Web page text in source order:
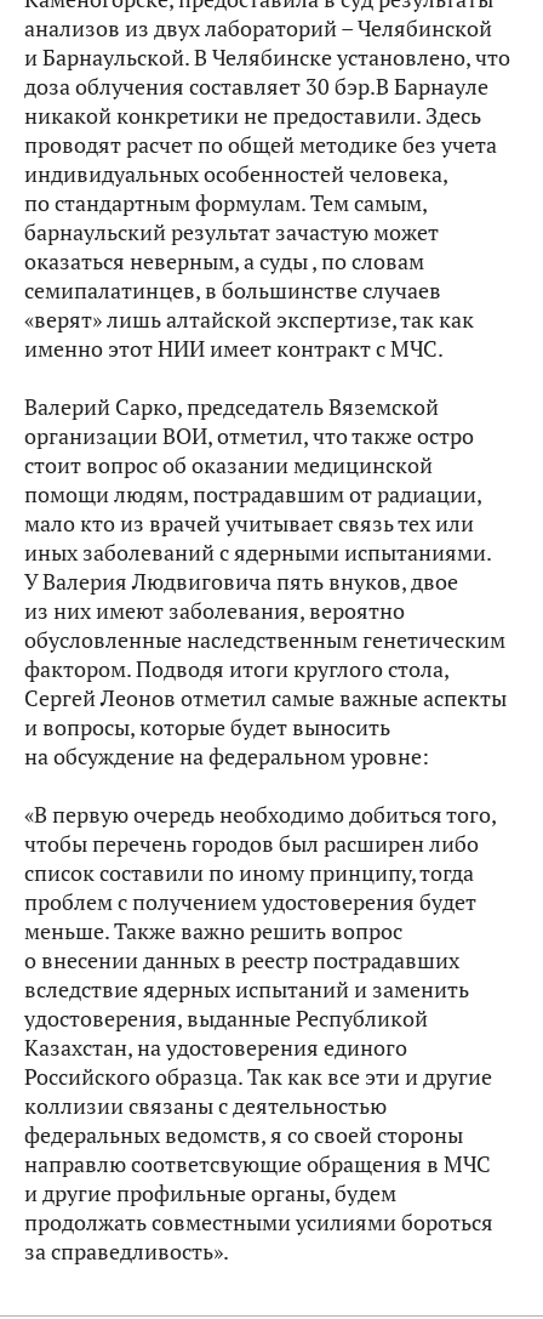
анализов из двух лабораторий – Челябинской
и Барнаульской. В Челябинске установлено, что
доза облучения составляет 30 бэр.В Барнауле
никакой конкретики не предоставили. Здесь
проводят расчет по общей методике без учета
индивидуальных особенностей человека,
по стандартным формулам. Тем самым,
барнаульский результат зачастую может
оказаться неверным, а суды , по словам
семипалатинцев, в большинстве случаев
«верят» лишь алтайской экспертизе, так как
именно этот НИИ имеет контракт с МЧС.
Валерий Сарко, председатель Вяземской
организации ВОИ, отметил, что также остро
стоит вопрос об оказании медицинской
помощи людям, пострадавшим от радиации,
мало кто из врачей учитывает связь тех или
иных заболеваний с ядерными испытаниями.
У Валерия Людвиговича пять внуков, двое
из них имеют заболевания, вероятно
обусловленные наследственным генетическим
фактором. Подводя итоги круглого стола,
Сергей Леонов отметил самые важные аспекты
и вопросы, которые будет выносить
на обсуждение на федеральном уровне:
«В первую очередь необходимо добиться того,
чтобы перечень городов был расширен либо
список составили по иному принципу, тогда
проблем с получением удостоверения будет
меньше. Также важно решить вопрос
о внесении данных в реестр пострадавших
вследствие ядерных испытаний и заменить
удостоверения, выданные Республикой
Казахстан, на удостоверения единого
Российского образца. Так как все эти и другие
коллизии связаны с деятельностью
федеральных ведомств, я со своей стороны
направлю соответсвующие обращения в МЧС
и другие профильные органы, будем
продолжать совместными усилиями бороться
за справедливость».